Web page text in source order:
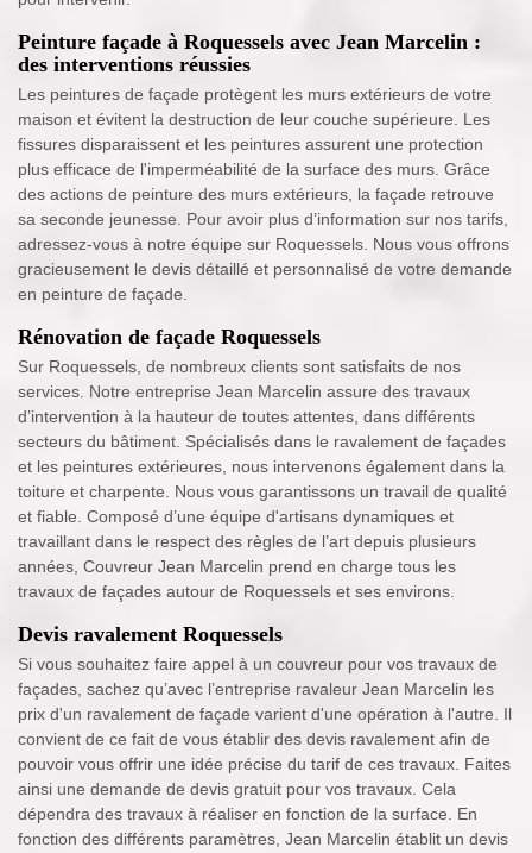
Peinture façade à Roquessels avec Jean Marcelin :
des interventions réussies
Les peintures de façade protègent les murs extérieurs de votre
maison et évitent la destruction de leur couche supérieure. Les
fissures disparaissent et les peintures assurent une protection
plus efficace de l'imperméabilité de la surface des murs. Grâce
des actions de peinture des murs extérieurs, la façade retrouve
sa seconde jeunesse. Pour avoir plus d’information sur nos tarifs,
adressez-vous à notre équipe sur Roquessels. Nous vous offrons
gracieusement le devis détaillé et personnalisé de votre demande
en peinture de façade.
Rénovation de façade Roquessels
Sur Roquessels, de nombreux clients sont satisfaits de nos
services. Notre entreprise Jean Marcelin assure des travaux
d’intervention à la hauteur de toutes attentes, dans différents
secteurs du bâtiment. Spécialisés dans le ravalement de façades
et les peintures extérieures, nous intervenons également dans la
toiture et charpente. Nous vous garantissons un travail de qualité
et fiable. Composé d’une équipe d'artisans dynamiques et
travaillant dans le respect des règles de l’art depuis plusieurs
années, Couvreur Jean Marcelin prend en charge tous les
travaux de façades autour de Roquessels et ses environs.
Devis ravalement Roquessels
Si vous souhaitez faire appel à un couvreur pour vos travaux de
façades, sachez qu’avec l’entreprise ravaleur Jean Marcelin les
prix d'un ravalement de façade varient d'une opération à l'autre. Il
convient de ce fait de vous établir des devis ravalement afin de
pouvoir vous offrir une idée précise du tarif de ces travaux. Faites
ainsi une demande de devis gratuit pour vos travaux. Cela
dépendra des travaux à réaliser en fonction de la surface. En
fonction des différents paramètres, Jean Marcelin établit un devis